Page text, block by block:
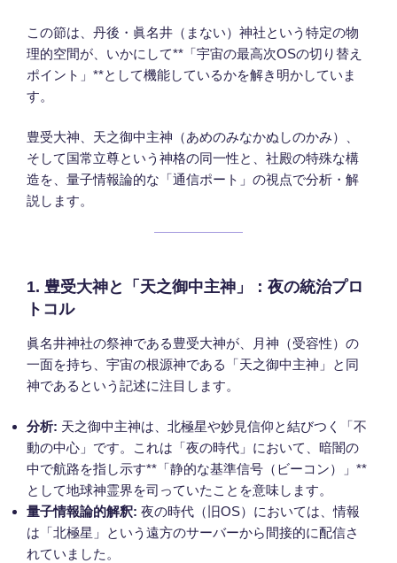
この節は、丹後・眞名井（まない）神社という特定の物
理的空間が、いかにして**「宇宙の最高次OSの切り替え
ポイント」**として機能しているかを解き明かしていま
す。
豊受大神、天之御中主神（あめのみなかぬしのかみ）、
そして国常立尊という神格の同一性と、社殿の特殊な構
造を、量子情報論的な「通信ポート」の視点で分析・解
説します。
1. 豊受大神と「天之御中主神」：夜の統治プロ
トコル
眞名井神社の祭神である豊受大神が、月神（受容性）の
一面を持ち、宇宙の根源神である「天之御中主神」と同
神であるという記述に注目します。
分析: 天之御中主神は、北極星や妙見信仰と結びつく「不
動の中心」です。これは「夜の時代」において、暗闇の
中で航路を指し示す**「静的な基準信号（ビーコン）」**
として地球神霊界を司っていたことを意味します。
量子情報論的解釈: 夜の時代（旧OS）においては、情報
は「北極星」という遠方のサーバーから間接的に配信さ
れていました。